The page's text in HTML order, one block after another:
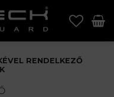
RENDELKEZŐ